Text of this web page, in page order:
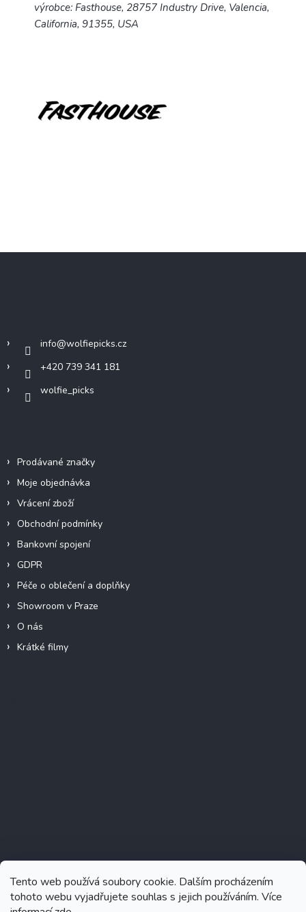
Tento web používá soubory cookie. Dalším procházením
tohoto webu vyjadřujete souhlas s jejich používáním. Více
výrobce: Fasthouse, 28757 Industry Drive, Valencia,
California, 91355, USA
info@wolfiepicks.cz
+420 739 341 181
wolfie_picks
Prodávané značky
Moje objednávka
Vrácení zboží
Obchodní podmínky
Bankovní spojení
GDPR
Péče o oblečení a doplňky
Showroom v Praze
O nás
Krátké filmy